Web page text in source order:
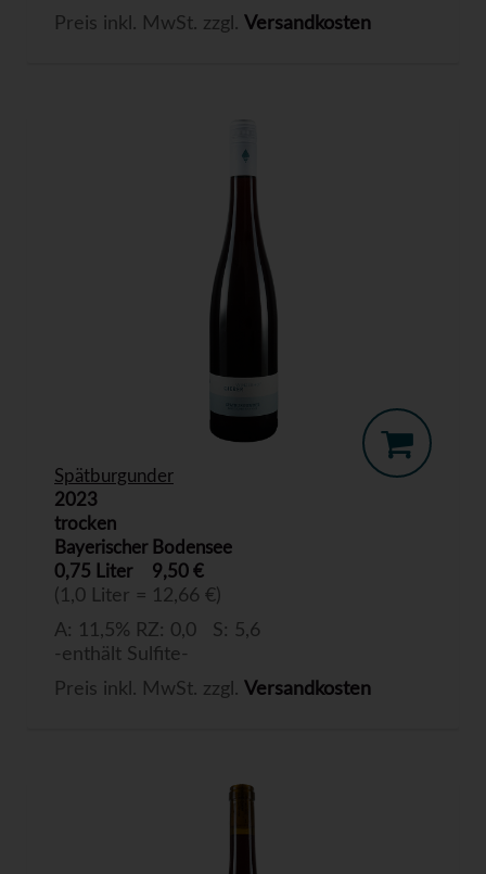
Preis inkl. MwSt. zzgl. Versandkosten
Spätburgunder
2023
trocken
Bayerischer Bodensee
0,75 Liter
9,50 €
(1,0 Liter = 12,66 €)
A: 11,5% RZ: 0,0 S: 5,6
-enthält Sulfite-
Preis inkl. MwSt. zzgl. Versandkosten